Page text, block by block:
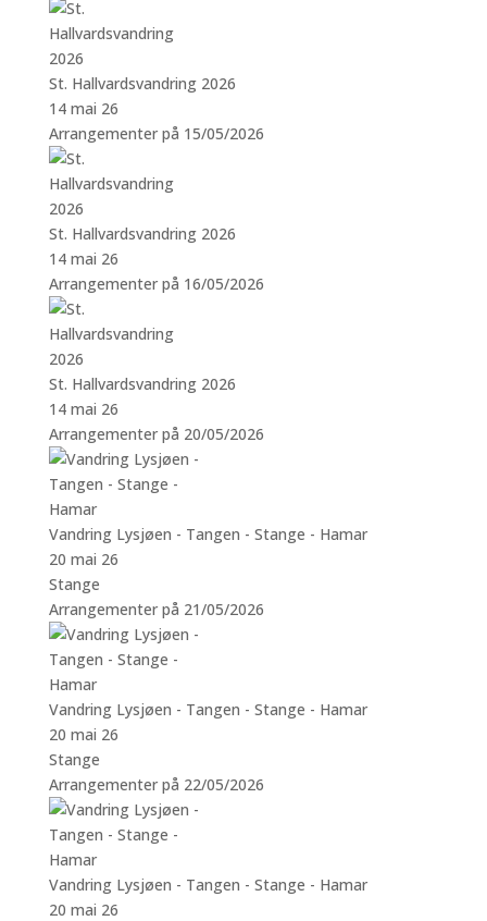
St. Hallvardsvandring 2026
14 mai 26
Arrangementer på 15/05/2026
St. Hallvardsvandring 2026
14 mai 26
Arrangementer på 16/05/2026
St. Hallvardsvandring 2026
14 mai 26
Arrangementer på 20/05/2026
Vandring Lysjøen - Tangen - Stange - Hamar
20 mai 26
Stange
Arrangementer på 21/05/2026
Vandring Lysjøen - Tangen - Stange - Hamar
20 mai 26
Stange
Arrangementer på 22/05/2026
Vandring Lysjøen - Tangen - Stange - Hamar
20 mai 26